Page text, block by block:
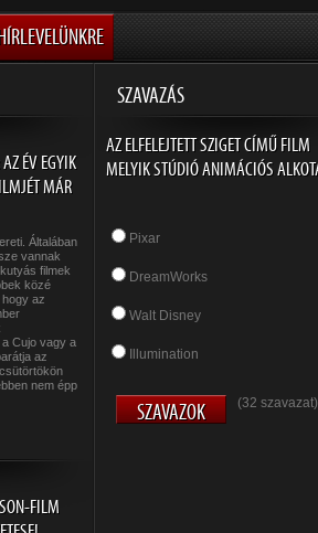
SZAVAZÁS
ÉV EGYIK
MÁR
Általában
vannak
filmek
közé
az
Cujo vagy a
az
nem épp
FILM
AZ ELFELEJTETT SZIGET CÍMŰ FILM
MELYIK STÚDIÓ ANIMÁCIÓS
Pixar
DreamWorks
Walt Disney
Illumination
(32 szavazat)